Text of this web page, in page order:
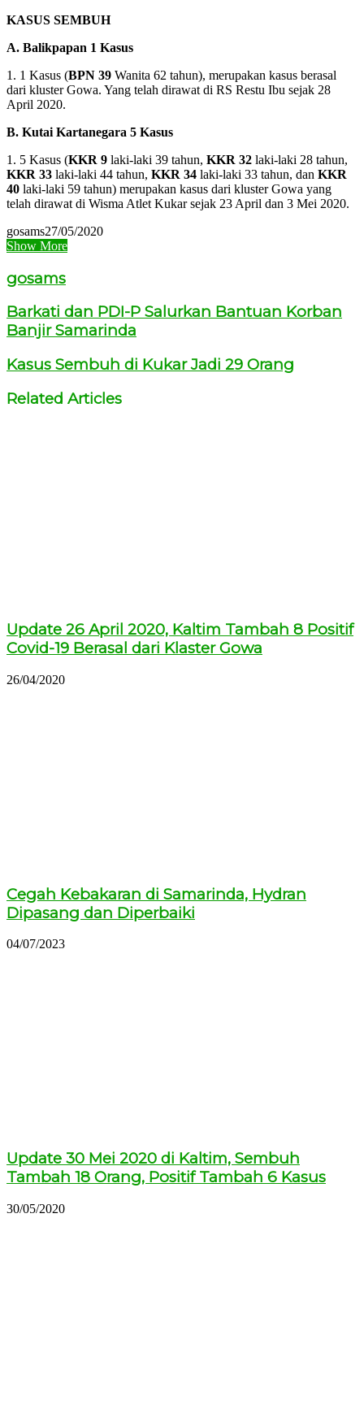
KASUS SEMBUH
A. Balikpapan 1 Kasus
1. 1 Kasus (BPN 39 Wanita 62 tahun), merupakan kasus berasal
dari kluster Gowa. Yang telah dirawat di RS Restu Ibu sejak 28
April 2020.
B. Kutai Kartanegara 5 Kasus
1. 5 Kasus (KKR 9 laki-laki 39 tahun, KKR 32 laki-laki 28 tahun,
KKR 33 laki-laki 44 tahun, KKR 34 laki-laki 33 tahun, dan KKR
40 laki-laki 59 tahun) merupakan kasus dari kluster Gowa yang
telah dirawat di Wisma Atlet Kukar sejak 23 April dan 3 Mei 2020.
gosams27/05/2020
Show More
gosams
Barkati dan PDI-P Salurkan Bantuan Korban
Banjir Samarinda
Kasus Sembuh di Kukar Jadi 29 Orang
Related Articles
Update 26 April 2020, Kaltim Tambah 8 Positif
Covid-19 Berasal dari Klaster Gowa
26/04/2020
Cegah Kebakaran di Samarinda, Hydran
Dipasang dan Diperbaiki
04/07/2023
Update 30 Mei 2020 di Kaltim, Sembuh
Tambah 18 Orang, Positif Tambah 6 Kasus
30/05/2020